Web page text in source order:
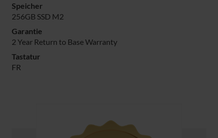
Speicher
256GB SSD M2
Garantie
2 Year Return to Base Warranty
Tastatur
FR